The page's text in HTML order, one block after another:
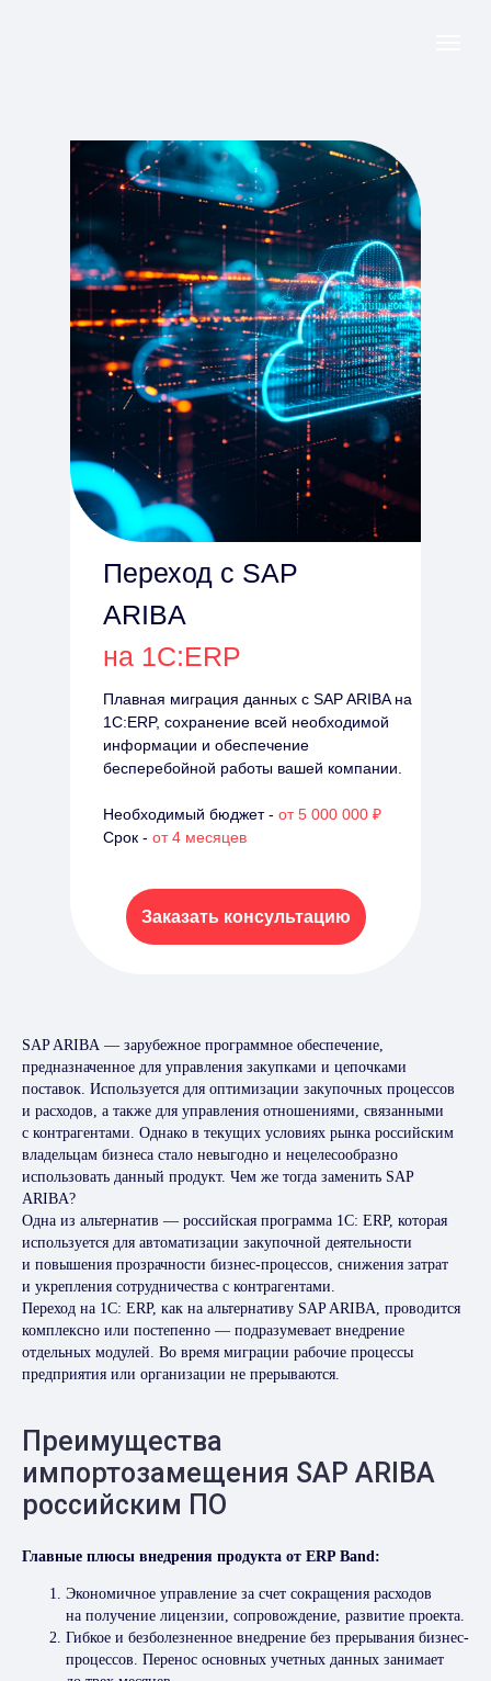
Переход с SAP
ARIBA
на 1С:ERP
Плавная миграция данных с SAP ARIBA на
1С:ERP, сохранение всей необходимой
информации и обеспечение
бесперебойной работы вашей компании.
Необходимый бюджет - от 5 000 000 ₽
Срок - от 4 месяцев
Заказать консультацию
SAP ARIBA — зарубежное программное обеспечение,
предназначенное для управления закупками и цепочками
поставок. Используется для оптимизации закупочных процессов
и расходов, а также для управления отношениями, связанными
с контрагентами. Однако в текущих условиях рынка российским
владельцам бизнеса стало невыгодно и нецелесообразно
использовать данный продукт. Чем же тогда заменить SAP
ARIBA?
Одна из альтернатив — российская программа 1C: ERP, которая
используется для автоматизации закупочной деятельности
и повышения прозрачности бизнес-процессов, снижения затрат
и укрепления сотрудничества с контрагентами.
Переход на 1C: ERP, как на альтернативу SAP ARIBA, проводится
комплексно или постепенно — подразумевает внедрение
отдельных модулей. Во время миграции рабочие процессы
предприятия или организации не прерываются.
Преимущества
импортозамещения SAP ARIBA
российским ПО
Главные плюсы внедрения продукта от ERP Band:
Экономичное управление за счет сокращения расходов
на получение лицензии, сопровождение, развитие проекта.
Гибкое и безболезненное внедрение без прерывания бизнес-
процессов. Перенос основных учетных данных занимает